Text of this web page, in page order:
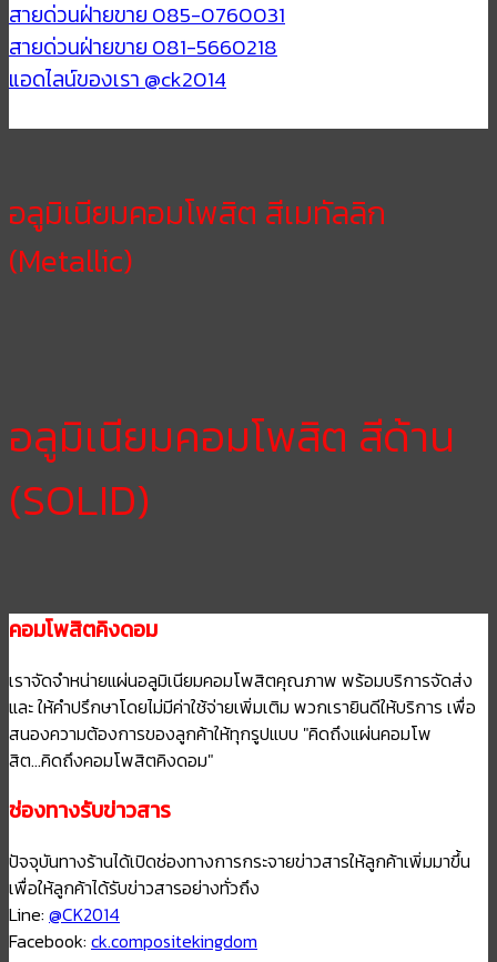
สายด่วนฝ่ายขาย 085-0760031
สายด่วนฝ่ายขาย 081-5660218
แอดไลน์ของเรา @ck2014
อลูมิเนียมคอมโพสิต สีเมทัลลิก
(Metallic)
อลูมิเนียมคอมโพสิต สีด้าน
(SOLID)
คอมโพสิตคิงดอม
เราจัดจำหน่ายแผ่นอลูมิเนียมคอมโพสิตคุณภาพ พร้อมบริการจัดส่ง
และ ให้คำปรึกษาโดยไม่มีค่าใช้จ่ายเพิ่มเติม พวกเรายินดีให้บริการ เพื่อ
สนองความต้องการของลูกค้าให้ทุกรูปแบบ "คิดถึงแผ่นคอมโพ
สิต...คิดถึงคอมโพสิตคิงดอม"
ช่องทางรับข่าวสาร
ปัจจุบันทางร้านได้เปิดช่องทางการกระจายข่าวสารให้ลูกค้าเพิ่มมาขึ้น
เพื่อให้ลูกค้าได้รับข่าวสารอย่างทั่วถึง
Line: @CK2014
Facebook: ck.compositekingdom